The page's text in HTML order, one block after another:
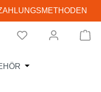
Öffne oder Schließe